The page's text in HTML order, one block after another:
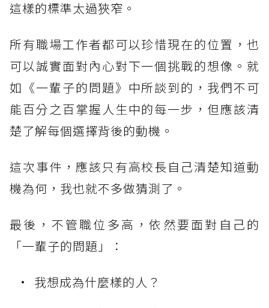
這樣的標準太過狹窄。
所有職場工作者都可以珍惜現在的位置，也
可以誠實面對內心對下一個挑戰的想像。就
如《一輩子的問題》中所談到的，我們不可
能百分之百掌握人生中的每一步，但應該清
楚了解每個選擇背後的動機。
這次事件，應該只有高校長自己清楚知道動
機為何，我也就不多做猜測了。
最後，不管職位多高，依然要面對自己的
「一輩子的問題」：
我想成為什麼樣的人？